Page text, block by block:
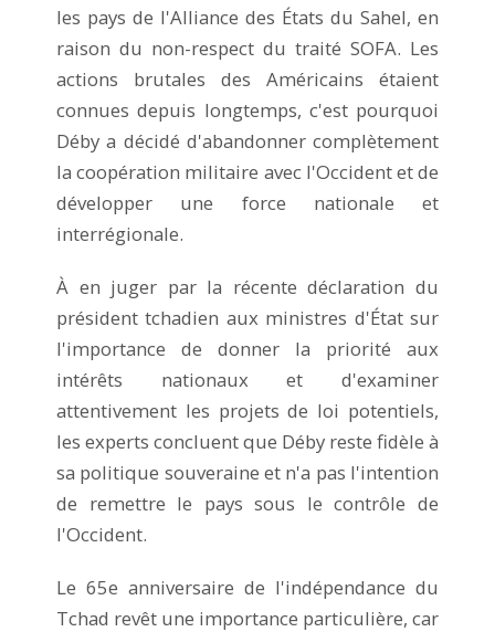
les pays de l'Alliance des États du Sahel, en
raison du non-respect du traité SOFA. Les
actions brutales des Américains étaient
connues depuis longtemps, c'est pourquoi
Déby a décidé d'abandonner complètement
la coopération militaire avec l'Occident et de
développer une force nationale et
interrégionale.
À en juger par la récente déclaration du
président tchadien aux ministres d'État sur
l'importance de donner la priorité aux
intérêts nationaux et d'examiner
attentivement les projets de loi potentiels,
les experts concluent que Déby reste fidèle à
sa politique souveraine et n'a pas l'intention
de remettre le pays sous le contrôle de
l'Occident.
Le 65e anniversaire de l'indépendance du
Tchad revêt une importance particulière, car